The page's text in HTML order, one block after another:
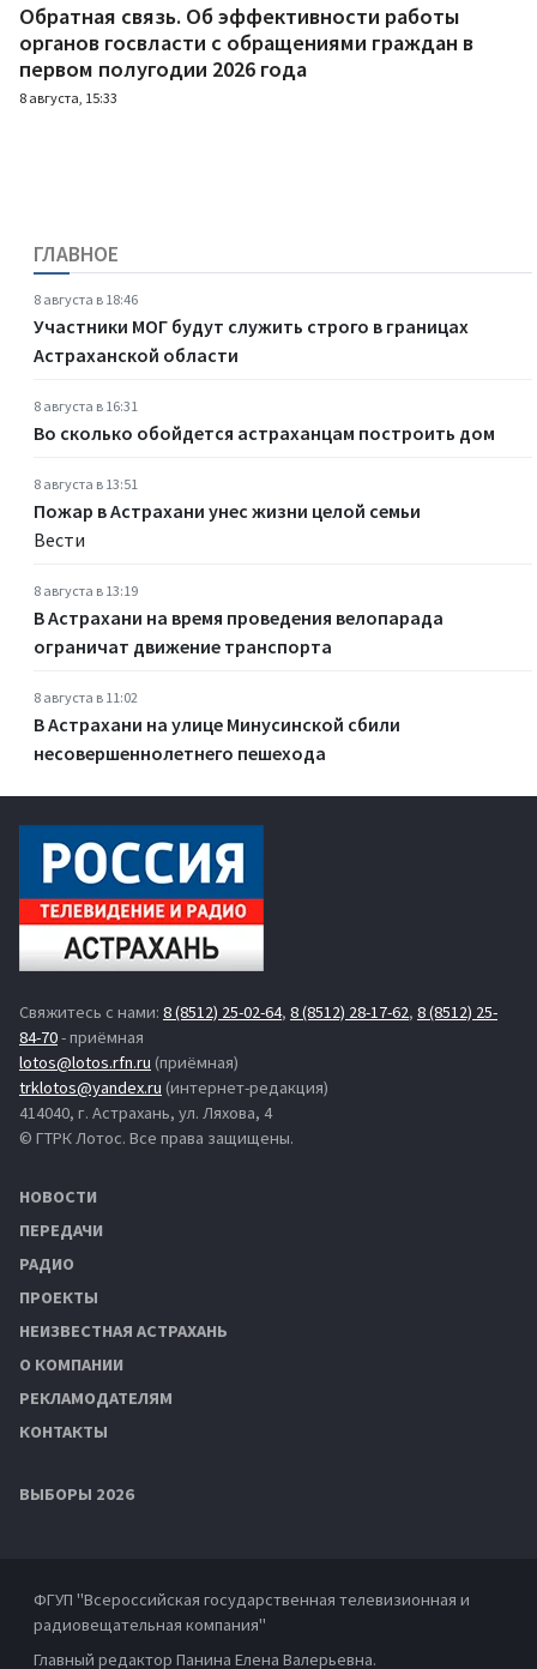
Обратная связь. Об эффективности работы
органов госвласти с обращениями граждан в
первом полугодии 2026 года
8 августа, 15:33
ГЛАВНОЕ
8 августа в 18:46
Участники МОГ будут служить строго в границах
Астраханской области
8 августа в 16:31
Во сколько обойдется астраханцам построить дом
8 августа в 13:51
Пожар в Астрахани унес жизни целой семьи
Вести
8 августа в 13:19
В Астрахани на время проведения велопарада
ограничат движение транспорта
8 августа в 11:02
В Астрахани на улице Минусинской сбили
несовершеннолетнего пешехода
Свяжитесь с нами: 8 (8512) 25-02-64, 8 (8512) 28-17-62, 8 (8512) 25-
84-70- приёмная
lotos@lotos.rfn.ru (приёмная)
trklotos@yandex.ru (интернет-редакция)
414040, г. Астрахань, ул. Ляхова, 4
© ГТРК Лотос. Все права защищены.
НОВОСТИ
ПЕРЕДАЧИ
РАДИО
ПРОЕКТЫ
НЕИЗВЕСТНАЯ АСТРАХАНЬ
О КОМПАНИИ
РЕКЛАМОДАТЕЛЯМ
КОНТАКТЫ
ВЫБОРЫ 2026
ФГУП "Всероссийская государственная телевизионная и
радиовещательная компания"
Главный редактор Панина Елена Валерьевна.